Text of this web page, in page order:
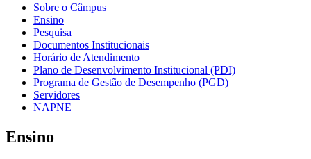
Sobre o Câmpus
Ensino
Pesquisa
Documentos Institucionais
Horário de Atendimento
Plano de Desenvolvimento Institucional (PDI)
Programa de Gestão de Desempenho (PGD)
Servidores
NAPNE
Ensino